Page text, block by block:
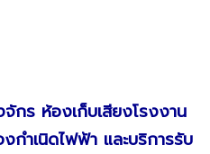
กร ห้องเก็บเสียงโรงงาน
กำเนิดไฟฟ้า และบริการรับ